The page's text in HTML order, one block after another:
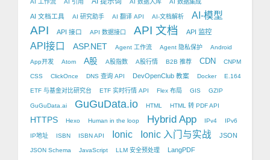
AI 工作流 AI 引用 AI 数据入库 AI 数据集成
AI 文档工具 AI 研究助手 AI 翻译 API AI-文档解析 AI-模型
API API 接口 API 数据接口 API 文档 API 监控
API接口 ASP.NET Agent 工作流 Agent 隐私保护 Android
App开发 Atom A股 A股指数 A股行情 B2B 推荐 CDN CNPM
CSS ClickOnce DNS 查询 API DevOpenClub 教案 Docker E.164
ETF 与基金对比研究台 ETF 实时行情 API Flex 布局 GIS GZIP
GuGuData.ai GuGuData.io HTML HTML 转 PDF API
HTTPS Hexo Human in the loop Hybrid App IPv4 IPv6
IP地址 ISBN ISBN API Ionic Ionic 入门与实战 JSON
JSON Schema JavaScript LLM 安全预处理 LangPDF